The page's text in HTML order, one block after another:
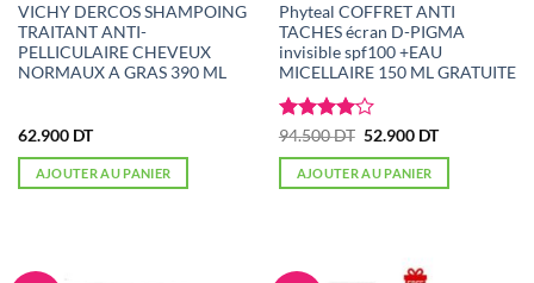
VICHY DERCOS SHAMPOING
TRAITANT ANTI-
PELLICULAIRE CHEVEUX
NORMAUX A GRAS 390 ML
62.900 DT
AJOUTER AU PANIER
Phyteal COFFRET ANTI
TACHES écran D-PIGMA
invisible spf100 +EAU
MICELLAIRE 150 ML GRATUITE
Note4
sur 5
94.500DT Le
initial
était :
52.900 DTLe
actuel
AJOUTER AU PANIER